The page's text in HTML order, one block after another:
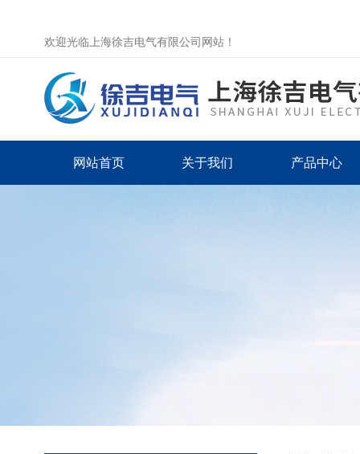
欢迎光临上海徐吉电气有限公司网站！
网站首页 关于我们 产品中心